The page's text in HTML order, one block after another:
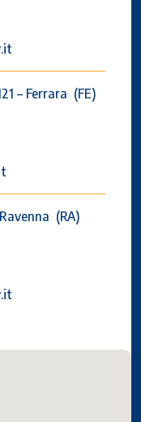
– Ferrara (FE)
(RA)